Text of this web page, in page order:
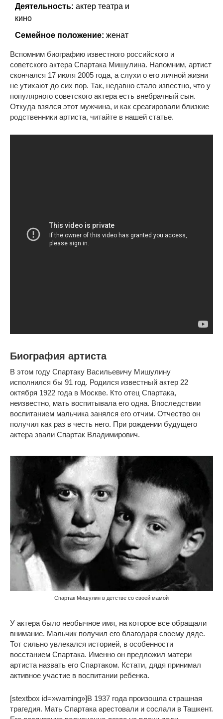
Деятельность: актер театра и
кино
Семейное положение: женат
Вспомним биографию известного российского и
советского актера Спартака Мишулина. Напомним, артист
скончался 17 июля 2005 года, а слухи о его личной жизни
не утихают до сих пор. Так, недавно стало известно, что у
популярного советского актера есть внебрачный сын.
Откуда взялся этот мужчина, и как среагировали близкие
родственники артиста, читайте в нашей статье.
Биография артиста
В этом году Спартаку Васильевичу Мишулину
исполнился бы 91 год. Родился известный актер 22
октября 1922 года в Москве. Кто отец Спартака,
неизвестно, мать воспитывала его одна. Впоследствии
воспитанием мальчика занялся его отчим. Отчество он
получил как раз в честь него. При рождении будущего
актера звали Спартак Владимирович.
Спартак Мишулин в детстве со своей мамой
У актера было необычное имя, на которое все обращали
внимание. Мальчик получил его благодаря своему дяде.
Тот сильно увлекался историей, в особенности
восстанием Спартака. Именно он предложил матери
артиста назвать его Спартаком. Кстати, дядя принимал
активное участие в воспитании ребенка.
[stextbox id=»warning»]В 1937 года произошла страшная
трагедия. Мать Спартака арестовали и сослали в Ташкент.